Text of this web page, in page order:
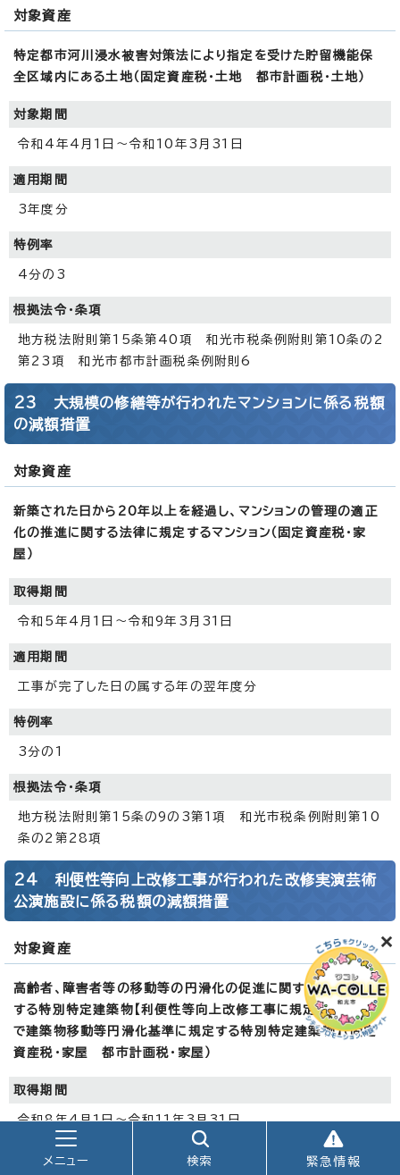
対象資産
特定都市河川浸水被害対策法により指定を受けた貯留機能保
全区域内にある土地（固定資産税・土地 都市計画税・土地）
対象期間
令和4年4月1日～令和10年3月31日
適用期間
3年度分
特例率
4分の3
根拠法令・条項
地方税法附則第15条第40項 和光市税条例附則第10条の2
第23項 和光市都市計画税条例附則6
23 大規模の修繕等が行われたマンションに係る税額
の減額措置
対象資産
新築された日から20年以上を経過し、マンションの管理の適正
化の推進に関する法律に規定するマンション（固定資産税・家
屋）
取得期間
令和5年4月1日～令和9年3月31日
適用期間
工事が完了した日の属する年の翌年度分
特例率
3分の1
根拠法令・条項
地方税法附則第15条の9の3第1項 和光市税条例附則第10
条の2第28項
24 利便性等向上改修工事が行われた改修実演芸術
公演施設に係る税額の減額措置
対象資産
高齢者、障害者等の移動等の円滑化の促進に関する法律に規定
する特別特定建築物【利便性等向上改修工事に規定する修繕等
で建築物移動等円滑化基準に規定する特別特定建築物】（固定
資産税・家屋 都市計画税・家屋）
取得期間
令和8年4月1日～令和11年3月31日
適用期間メニュー 検索 緊急情報